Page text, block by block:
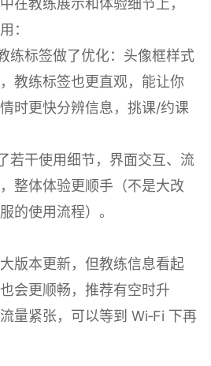
在教练展示和体验细节上，
：
练标签做了优化：头像框样式
教练标签也更直观，能让你
时更快分辨信息，挑课/约课
若干使用细节，界面交互、流
整体体验更顺手（不是大改
的使用流程）。
版本更新，但教练信息看起
会更顺畅，推荐有空时升
量紧张，可以等到 Wi‑Fi 下再